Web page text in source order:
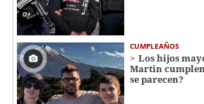
CUMPLEAÑOS
Los hijos
Martin
se parecen?